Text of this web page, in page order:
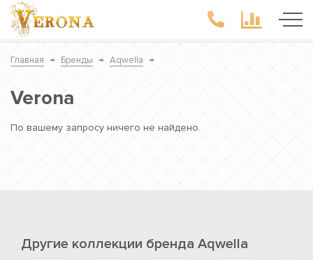
Главная → Бренды → Aqwella →
Verona
По вашему запросу ничего не найдено.
Другие коллекции бренда Aqwella